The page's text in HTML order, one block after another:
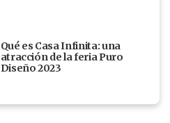
Qué es Casa Infinita: una
atracción de la feria Puro
Diseño 2023